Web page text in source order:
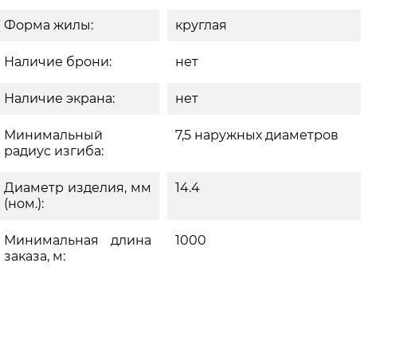
Форма жилы: круглая
Наличие брони: нет
Наличие экрана: нет
Минимальный
радиус изгиба:
7,5 наружных диаметров
Диаметр изделия, мм
(ном.):
14.4
Минимальная длина
заказа, м:
1000